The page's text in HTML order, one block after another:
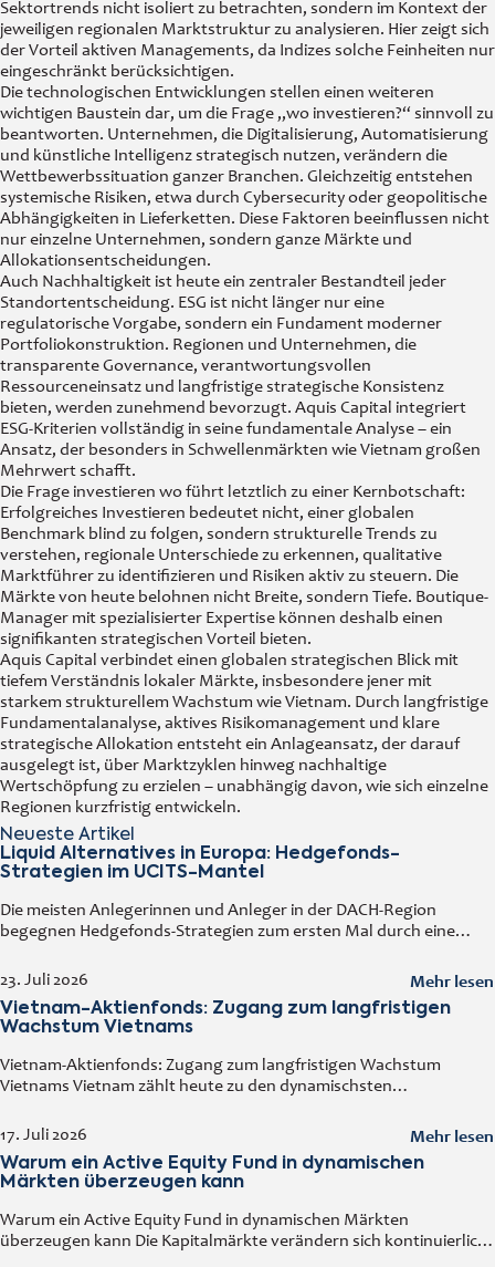
Sektortrends nicht isoliert zu betrachten, sondern im Kontext der
jeweiligen regionalen Marktstruktur zu analysieren. Hier zeigt sich
der Vorteil aktiven Managements, da Indizes solche Feinheiten nur
eingeschränkt berücksichtigen.
Die technologischen Entwicklungen stellen einen weiteren
wichtigen Baustein dar, um die Frage „wo investieren?“ sinnvoll zu
beantworten. Unternehmen, die Digitalisierung, Automatisierung
und künstliche Intelligenz strategisch nutzen, verändern die
Wettbewerbssituation ganzer Branchen. Gleichzeitig entstehen
systemische Risiken, etwa durch Cybersecurity oder geopolitische
Abhängigkeiten in Lieferketten. Diese Faktoren beeinflussen nicht
nur einzelne Unternehmen, sondern ganze Märkte und
Allokationsentscheidungen.
Auch Nachhaltigkeit ist heute ein zentraler Bestandteil jeder
Standortentscheidung. ESG ist nicht länger nur eine
regulatorische Vorgabe, sondern ein Fundament moderner
Portfoliokonstruktion. Regionen und Unternehmen, die
transparente Governance, verantwortungsvollen
Ressourceneinsatz und langfristige strategische Konsistenz
bieten, werden zunehmend bevorzugt. Aquis Capital integriert
ESG-Kriterien vollständig in seine fundamentale Analyse – ein
Ansatz, der besonders in Schwellenmärkten wie Vietnam großen
Mehrwert schafft.
Die Frage investieren wo führt letztlich zu einer Kernbotschaft:
Erfolgreiches Investieren bedeutet nicht, einer globalen
Benchmark blind zu folgen, sondern strukturelle Trends zu
verstehen, regionale Unterschiede zu erkennen, qualitative
Marktführer zu identifizieren und Risiken aktiv zu steuern. Die
Märkte von heute belohnen nicht Breite, sondern Tiefe. Boutique-
Manager mit spezialisierter Expertise können deshalb einen
signifikanten strategischen Vorteil bieten.
Aquis Capital verbindet einen globalen strategischen Blick mit
tiefem Verständnis lokaler Märkte, insbesondere jener mit
starkem strukturellem Wachstum wie Vietnam. Durch langfristige
Fundamentalanalyse, aktives Risikomanagement und klare
strategische Allokation entsteht ein Anlageansatz, der darauf
ausgelegt ist, über Marktzyklen hinweg nachhaltige
Wertschöpfung zu erzielen – unabhängig davon, wie sich einzelne
Regionen kurzfristig entwickeln.
Neueste Artikel
Liquid Alternatives in Europa: Hedgefonds-
Strategien im UCITS-Mantel
23. Juli 2026
Die meisten Anlegerinnen und Anleger in der DACH-Region
begegnen Hedgefonds-Strategien zum ersten Mal durch eine
Handelstag kaufen und verkaufen kann. Diese
Mehr lesen
Vietnam-Aktienfonds: Zugang zum langfristigen
Wachstum Vietnams
17. Juli 2026
Vietnam-Aktienfonds: Zugang zum langfristigen Wachstum
Vietnams Vietnam zählt heute zu den dynamischsten
steigende ausländische Direktinvestitionen, eine wachsende
machen
Mehr lesen
Warum ein Active Equity Fund in dynamischen
Märkten überzeugen kann
Warum ein Active Equity Fund in dynamischen Märkten
überzeugen kann Die Kapitalmärkte verändern sich kontinuierlich.